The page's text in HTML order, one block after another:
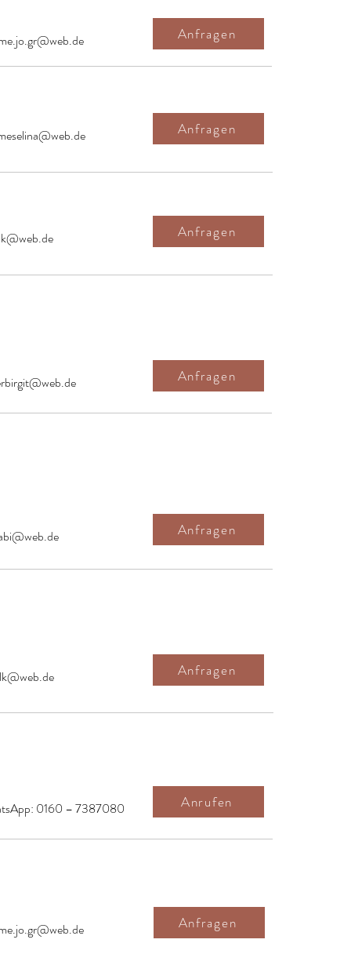
Anfragen
Anfragen
Anfragen
Anfragen
Anfragen
Anfragen
0160 – 7387080 Anrufen
Anfragen